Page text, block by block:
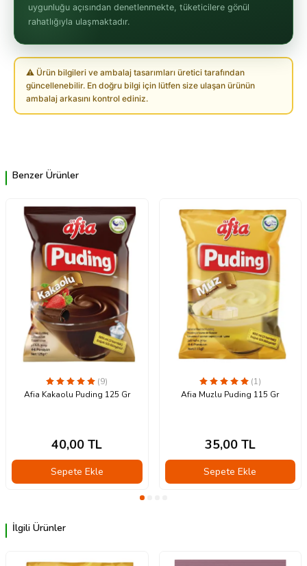
uygunluğu açısından denetlenmekte, tüketicilere gönül
rahatlığıyla ulaşmaktadır.
⚠ Ürün bilgileri ve ambalaj tasarımları üretici tarafından
güncellenebilir. En doğru bilgi için lütfen size ulaşan ürünün
ambalaj arkasını kontrol ediniz.
Benzer Ürünler
(9)
Afia Kakaolu Puding 125 Gr
40,00 TL
Sepete Ekle
(1)
Afia Muzlu Puding 115 Gr
35,00TL
Sepete Ekle
İlgili Ürünler